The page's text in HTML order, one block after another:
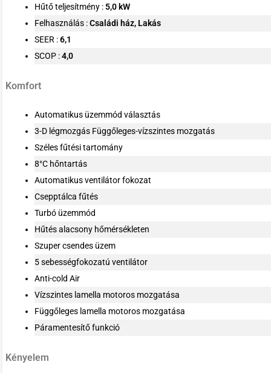
Hűtő teljesítmény : 5,0kW
Felhasználás :Családi ház, Lakás
SEER :6,1
SCOP :4,0
Komfort
Automatikus üzemmód választás
3-D légmozgás Függőleges-vízszintes mozgatás
Széles fűtési tartomány
8°C hőntartás
Automatikus ventilátor fokozat
Csepptálca fűtés
Turbó üzemmód
Hűtés alacsony hőmérsékleten
Szuper csendes üzem
5 sebességfokozatú ventilátor
Anti-cold Air
Vízszintes lamella motoros mozgatása
Függőleges lamella motoros mozgatása
Páramentesítő funkció
Kényelem